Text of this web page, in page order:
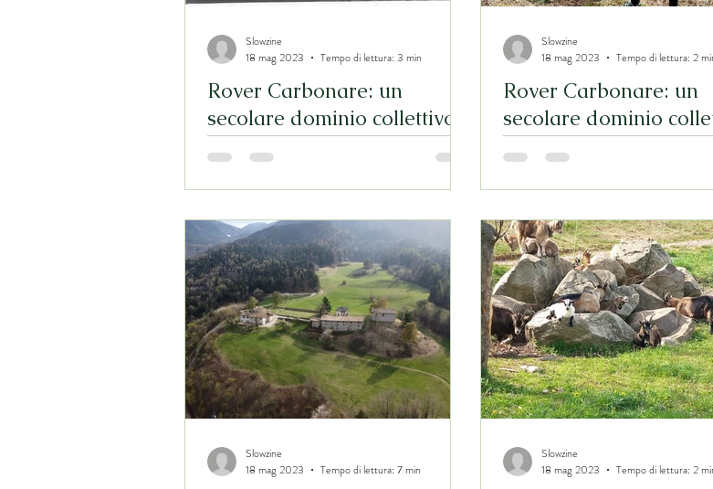
Rover Carbonare: un
secolare dominio collettivo
(I parte)
Slowzine
18 mag 2023
Tempo di lettura: 3 min
Rover Carbonare: un
secolare dominio
(II parte)
Slowzine
18 mag 2023
Tempo di lettura: 2
Slowzine
18 mag 2023
Tempo di lettura: 7 min
Slowzine
18 mag 2023
Tempo di lettura: 2